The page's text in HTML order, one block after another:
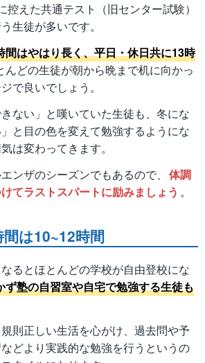
控えた共通テスト（旧センター試験）
生徒が多いです。
間はやはり長く、平日・休日共に13時
んどの生徒が朝から晩まで机に向かっ
で良いでしょう。
ない」と嘆いていた生徒も、冬にな
と目の色を変えて勉強するようにな
は変わってきます。
ンザのシーズンでもあるので、 体調
てラストスパートに励みましょう 。
は10~12時間
るとほとんどの学校が自由登校にな
ず塾の自習室や自宅で勉強する生徒も
則正しい生活を心がけ、過去問や予
どより実践的な勉強を行うというの